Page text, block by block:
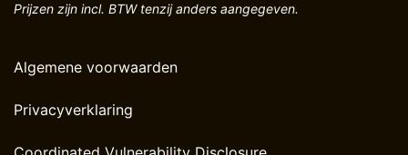
Prijzen zijn incl. BTW tenzij anders aangegeven.
Algemene voorwaarden
Privacyverklaring